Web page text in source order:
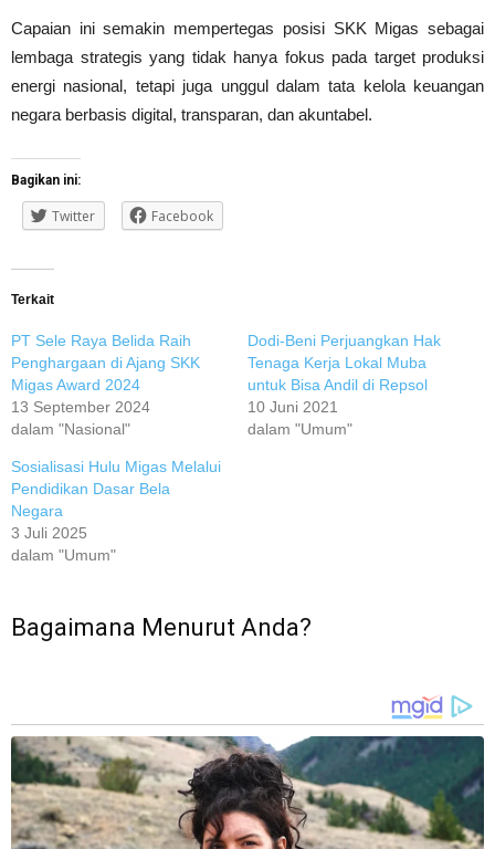
Capaian ini semakin mempertegas posisi SKK Migas sebagai
lembaga strategis yang tidak hanya fokus pada target produksi
energi nasional, tetapi juga unggul dalam tata kelola keuangan
negara berbasis digital, transparan, dan akuntabel.
Bagikan ini:
Twitter Facebook
Terkait
PT Sele Raya Belida Raih
Penghargaan di Ajang SKK
Migas Award 2024
13 September 2024
dalam "Nasional"
Dodi-Beni Perjuangkan Hak
Tenaga Kerja Lokal Muba
untuk Bisa Andil di Repsol
10 Juni 2021
dalam "Umum"
Sosialisasi Hulu Migas Melalui
Pendidikan Dasar Bela
Negara
3 Juli 2025
dalam "Umum"
Bagaimana Menurut Anda?